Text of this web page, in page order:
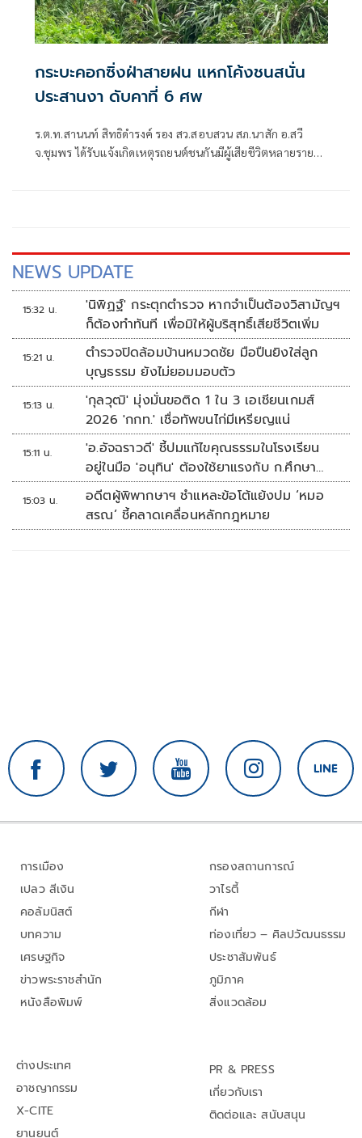
กระบะคอกซิ่งฝ่าสายฝน แหกโค้งชนสนั่น
ประสานงา ดับคาที่ 6 ศพ
ร.ต.ท.สานนท์ สิทธิดำรงค์ รอง สว.สอบสวน สภ.นาสัก อ.สวี
จ.ชุมพร ได้รับแจ้งเกิดเหตุรถยนต์ชนกันมีผู้เสียชีวิตหลายราย
NEWS UPDATE
15:32 น.
'นิพิฏฐ์' กระตุกตำรวจ หากจำเป็นต้องวิสามัญฯ
ก็ต้องทำทันที เพื่อมิให้ผู้บริสุทธิ์เสียชีวิตเพิ่ม
15:21 น.
ตำรวจปิดล้อมบ้านหมวดชัย มือปืนยิงใส่ลูก
บุญธรรม ยังไม่ยอมมอบตัว
15:13 น.
'กุลวุฒิ' มุ่งมั่นขอติด 1 ใน 3 เอเชียนเกมส์
2026 'กกท.' เชื่อทัพขนไก่มีเหรียญแน่
15:11 น.
'อ.อัจฉราวดี' ชี้ปมแก้ไขคุณธรรมในโรงเรียน
อยู่ในมือ 'อนุทิน' ต้องใช้ยาแรงกับ ก.ศึกษา
เรื่องปืนแค่ปลายเหตุ
15:03 น.
อดีตผู้พิพากษาฯ ชำแหละข้อโต้แย้งปม ‘หมอ
สรณ’ ชี้คลาดเคลื่อนหลักกฎหมาย
การเมือง
เปลว สีเงิน
คอลัมนิสต์
บทความ
เศรษฐกิจ
ข่าวพระราชสำนัก
หนังสือพิมพ์
กรองสถานการณ์
วาไรตี้
กีฬา
ท่องเที่ยว – ศิลปวัฒนธรรม
ประชาสัมพันธ์
ภูมิภาค
สิ่งแวดล้อม
ต่างประเทศ
อาชญากรรม
X-CITE
ยานยนต์
PR & PRESS
เกี่ยวกับเรา
ติดต่อและ สนับสนุน